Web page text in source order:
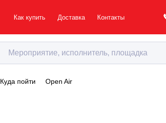
Как купить Доставка Контакты
Куда пойти Open Air